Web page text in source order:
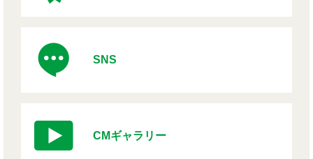
SNS
CMギャラリー